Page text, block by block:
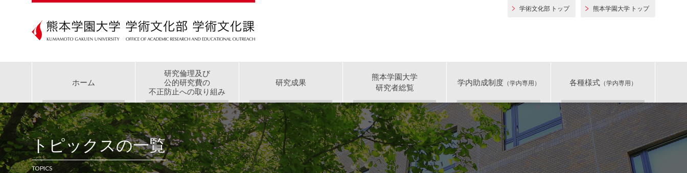
学術文化部 トップ 熊本学園大学 トップ
ホーム
研究倫理及び
公的研究費の
不正防止への取り組み
研究成果
熊本学園大学
研究者総覧
学内助成制度（学内専用） 各種様式（学内専用）
トピックスの一覧
TOPICS